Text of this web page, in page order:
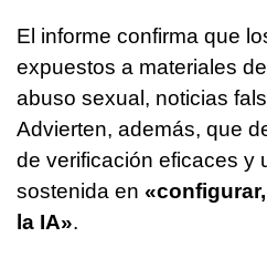
El informe confirma que
expuestos a materiales
abuso sexual, noticias
Advierten, además, que
de verificación eficaces y
sostenida en
la IA».